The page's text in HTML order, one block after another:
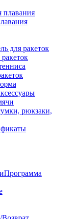
плавания
для ракеток
рюкзаки,
Программа